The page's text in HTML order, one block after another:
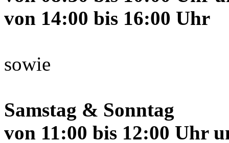
von 14:00 bis 16:00 Uhr
sowie
Samstag & Sonntag
von 11:00 bis 12:00 Uhr